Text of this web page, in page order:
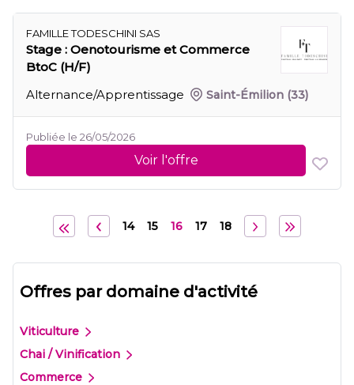
FAMILLE TODESCHINI SAS
Stage : Oenotourisme et Commerce
BtoC (H/F)
Alternance/Apprentissage
Saint-Émilion (33)
Publiée le 26/05/2026
Voir l'offre
14 15 16 17 18
Offres par domaine d'activité
Viticulture
Chai / Vinification
Commerce